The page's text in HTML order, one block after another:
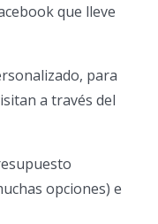
que lleve
para
a través del
opciones) e